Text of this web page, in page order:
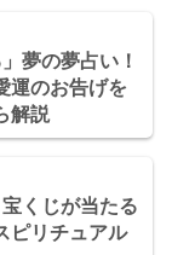
夢の夢占い！
運のお告げを
解説
くじが当たる
ピリチュアル